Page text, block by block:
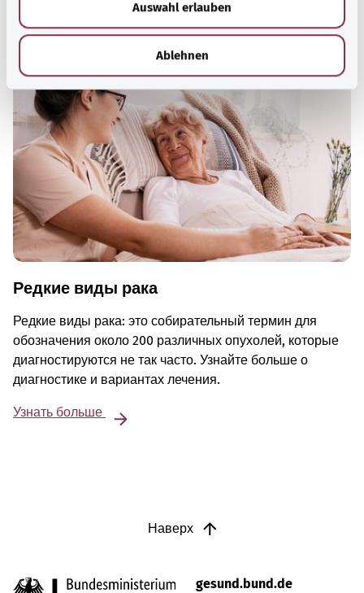
Auswahl erlauben
Ablehnen
Для хорошей осведомленности
Другие статьи
Редкие виды рака
Редкие виды рака: это собирательный термин для
обозначения около 200 различных опухолей, которые
диагностируются не так часто. Узнайте больше о
диагностике и вариантах лечения.
Узнать больше
Наверх
gesund.bund.de